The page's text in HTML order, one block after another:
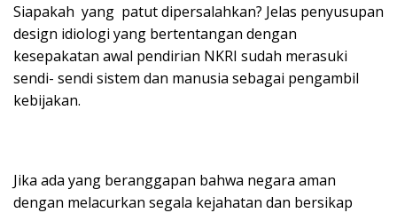
Siapakah yang patut dipersalahkan? Jelas penyusupan
design idiologi yang bertentangan dengan
kesepakatan awal pendirian NKRI sudah merasuki
sendi- sendi sistem dan manusia sebagai pengambil
kebijakan.
Jika ada yang beranggapan bahwa negara aman
dengan melacurkan segala kejahatan dan bersikap